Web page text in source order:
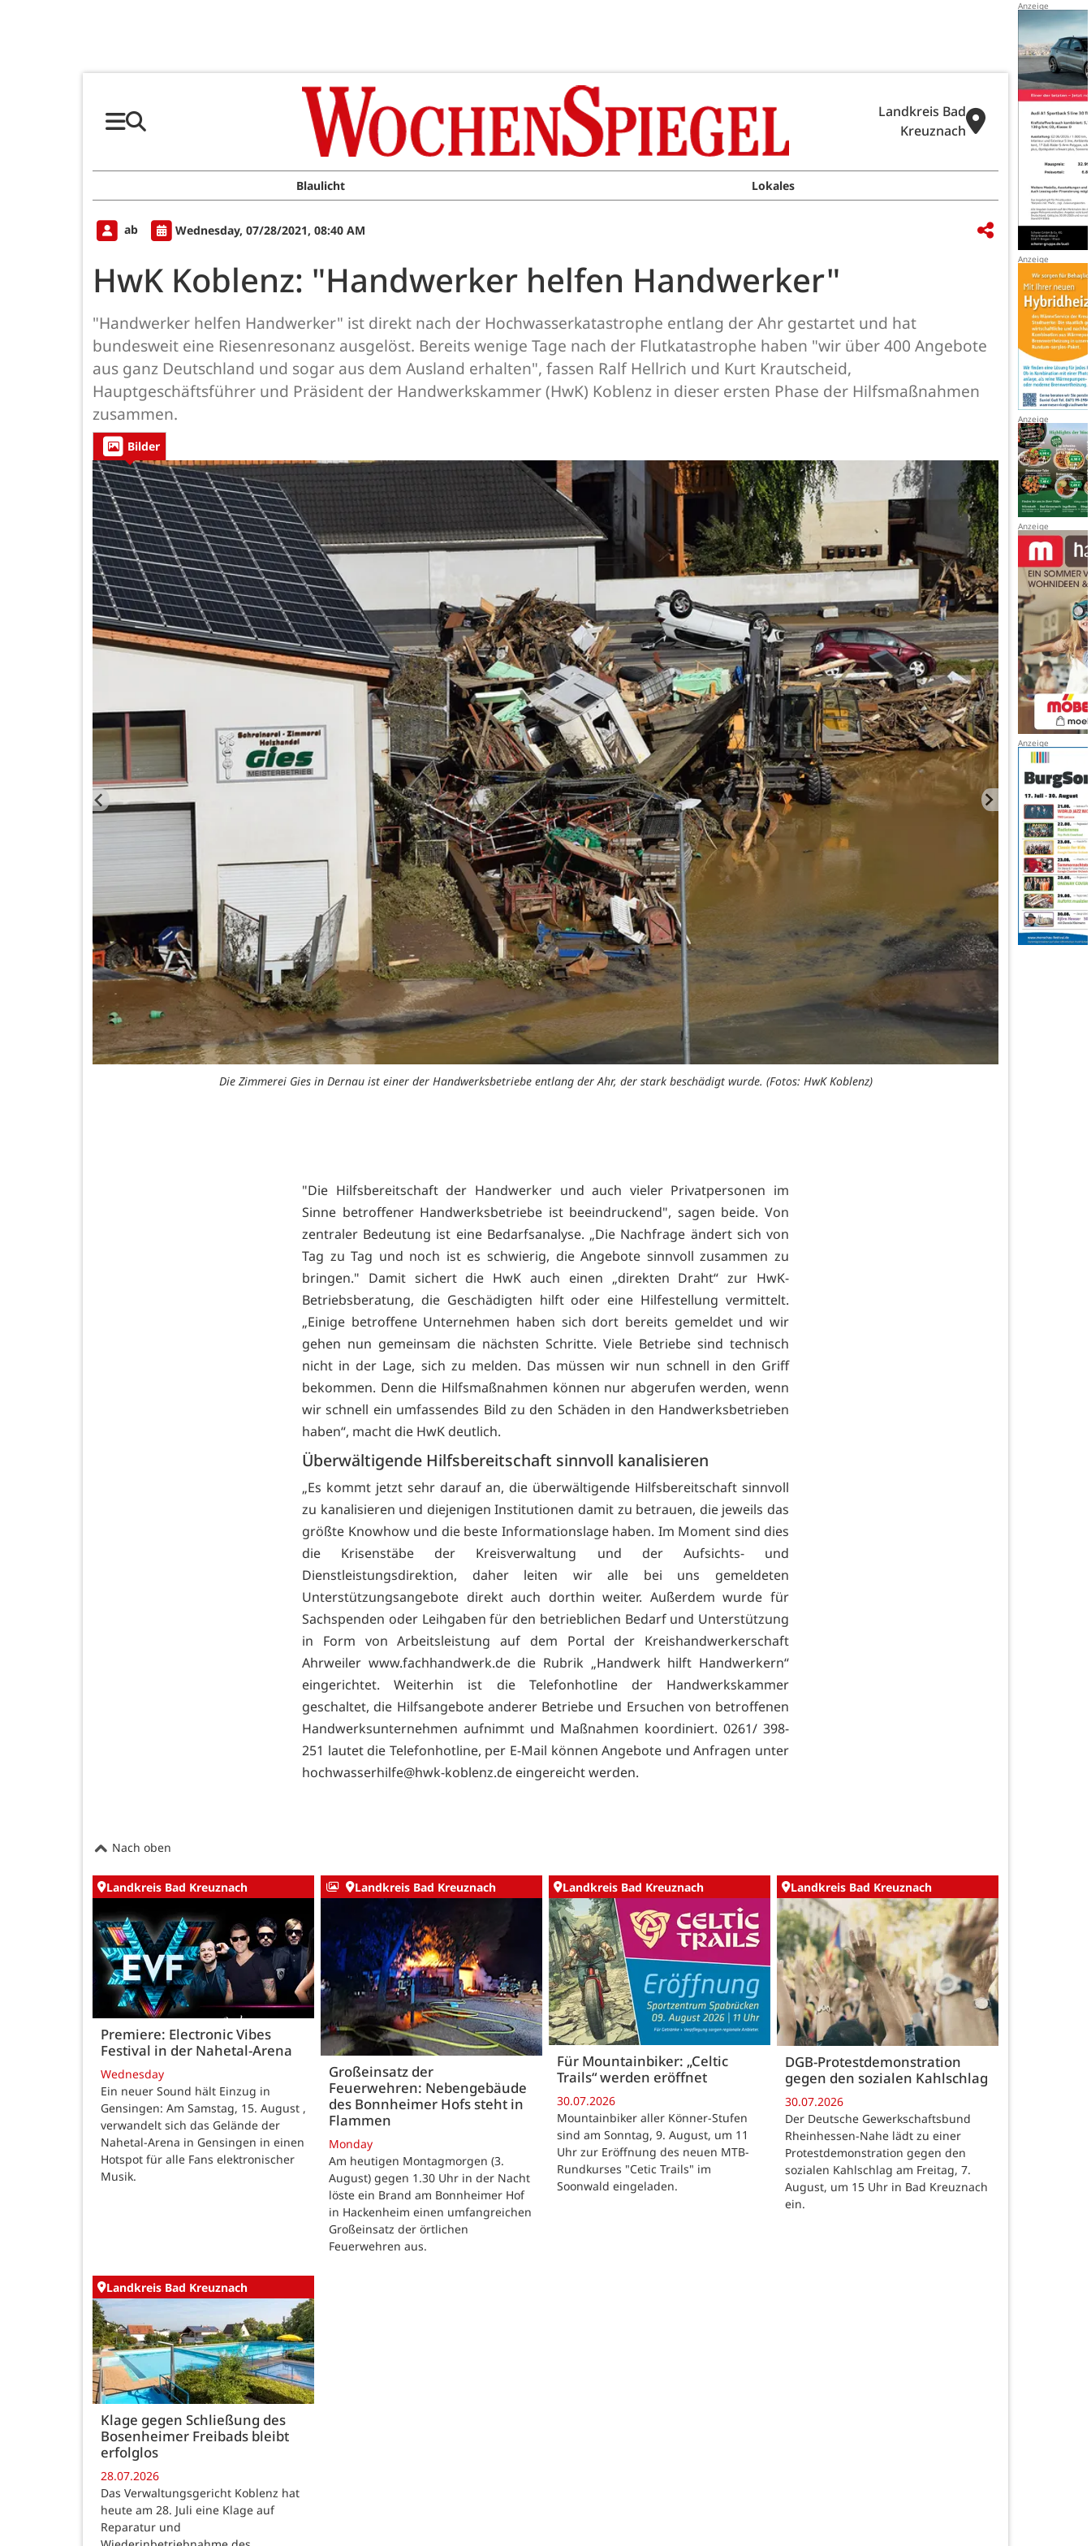
Landkreis Bad
Kreuznach
Blaulicht Lokales
ab Wednesday, 07/28/2021, 08:40 AM
HwK Koblenz: "Handwerker helfen Handwerker"
"Handwerker helfen Handwerker" ist direkt nach der Hochwasserkatastrophe entlang der Ahr gestartet und hat
bundesweit eine Riesenresonanz ausgelöst. Bereits wenige Tage nach der Flutkatastrophe haben "wir über 400 Angebote
aus ganz Deutschland und sogar aus dem Ausland erhalten", fassen Ralf Hellrich und Kurt Krautscheid,
Hauptgeschäftsführer und Präsident der Handwerkskammer (HwK) Koblenz in dieser ersten Phase der Hilfsmaßnahmen
zusammen.
Bilder
Die Zimmerei Gies in Dernau ist einer der Handwerksbetriebe entlang der Ahr, der stark beschädigt wurde. (Fotos: HwK Koblenz)
"Die Hilfsbereitschaft der Handwerker und auch vieler Privatpersonen im
Sinne betroffener Handwerksbetriebe ist beeindruckend", sagen beide. Von
zentraler Bedeutung ist eine Bedarfsanalyse. „Die Nachfrage ändert sich von
Tag zu Tag und noch ist es schwierig, die Angebote sinnvoll zusammen zu
bringen." Damit sichert die HwK auch einen „direkten Draht“ zur HwK-
Betriebsberatung, die Geschädigten hilft oder eine Hilfestellung vermittelt.
„Einige betroffene Unternehmen haben sich dort bereits gemeldet und wir
gehen nun gemeinsam die nächsten Schritte. Viele Betriebe sind technisch
nicht in der Lage, sich zu melden. Das müssen wir nun schnell in den Griff
bekommen. Denn die Hilfsmaßnahmen können nur abgerufen werden, wenn
wir schnell ein umfassendes Bild zu den Schäden in den Handwerksbetrieben
haben“, macht die HwK deutlich.
Überwältigende Hilfsbereitschaft sinnvoll kanalisieren
„Es kommt jetzt sehr darauf an, die überwältigende Hilfsbereitschaft sinnvoll
zu kanalisieren und diejenigen Institutionen damit zu betrauen, die jeweils das
größte Knowhow und die beste Informationslage haben. Im Moment sind dies
die Krisenstäbe der Kreisverwaltung und der Aufsichts- und
Dienstleistungsdirektion, daher leiten wir alle bei uns gemeldeten
Unterstützungsangebote direkt auch dorthin weiter. Außerdem wurde für
Sachspenden oder Leihgaben für den betrieblichen Bedarf und Unterstützung
in Form von Arbeitsleistung auf dem Portal der Kreishandwerkerschaft
Ahrweiler www.fachhandwerk.de die Rubrik „Handwerk hilft Handwerkern“
eingerichtet. Weiterhin ist die Telefonhotline der Handwerkskammer
geschaltet, die Hilfsangebote anderer Betriebe und Ersuchen von betroffenen
Handwerksunternehmen aufnimmt und Maßnahmen koordiniert. 0261/ 398-
251 lautet die Telefonhotline, per E-Mail können Angebote und Anfragen unter
hochwasserhilfe@hwk-koblenz.de eingereicht werden.
Nach oben
Landkreis Bad Kreuznach
Premiere: Electronic Vibes
Festival in der Nahetal-Arena
Wednesday
Ein neuer Sound hält Einzug in
Gensingen: Am Samstag, 15. August ,
verwandelt sich das Gelände der
Nahetal-Arena in Gensingen in einen
Hotspot für alle Fans elektronischer
Musik.
Landkreis Bad Kreuznach
Großeinsatz der
Feuerwehren: Nebengebäude
des Bonnheimer Hofs steht in
Flammen
Monday
Am heutigen Montagmorgen (3.
August) gegen 1.30 Uhr in der Nacht
löste ein Brand am Bonnheimer Hof
in Hackenheim einen umfangreichen
Großeinsatz der örtlichen
Feuerwehren aus.
Landkreis Bad Kreuznach
Für Mountainbiker: „Celtic
Trails“ werden eröffnet
30.07.2026
Mountainbiker aller Könner-Stufen
sind am Sonntag, 9. August, um 11
Uhr zur Eröffnung des neuen MTB-
Rundkurses "Cetic Trails" im
Soonwald eingeladen.
Landkreis Bad Kreuznach
DGB-Protestdemonstration
gegen den sozialen Kahlschlag
30.07.2026
Der Deutsche Gewerkschaftsbund
Rheinhessen-Nahe lädt zu einer
Protestdemonstration gegen den
sozialen Kahlschlag am Freitag, 7.
August, um 15 Uhr in Bad Kreuznach
ein.
Landkreis Bad Kreuznach
Klage gegen Schließung des
Bosenheimer Freibads bleibt
erfolglos
28.07.2026
Das Verwaltungsgericht Koblenz hat
heute am 28. Juli eine Klage auf
Reparatur und